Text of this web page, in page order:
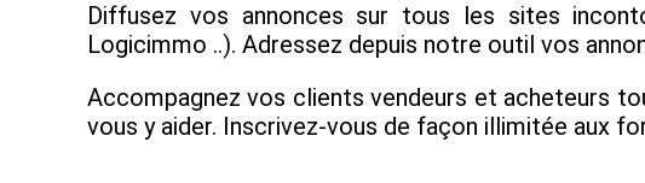
Diffusez vos annonces sur tous les sites
Logicimmo ..). Adressez depuis notre outil vos
Accompagnez vos clients vendeurs et acheteurs
vous y aider. Inscrivez-vous de façon illimitée aux